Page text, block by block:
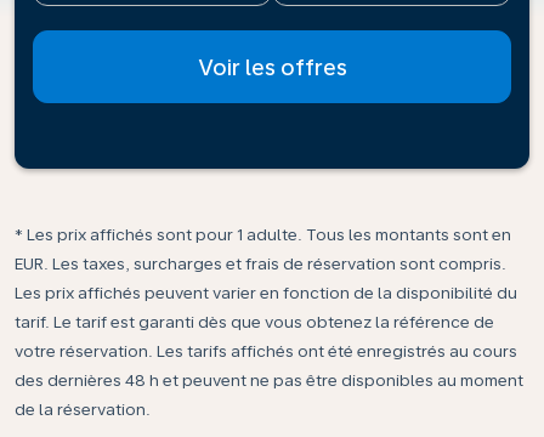
Voir les offres
* Les prix affichés sont pour 1 adulte. Tous les montants sont en
EUR. Les taxes, surcharges et frais de réservation sont compris.
Les prix affichés peuvent varier en fonction de la disponibilité du
tarif. Le tarif est garanti dès que vous obtenez la référence de
votre réservation. Les tarifs affichés ont été enregistrés au cours
des dernières 48 h et peuvent ne pas être disponibles au moment
de la réservation.